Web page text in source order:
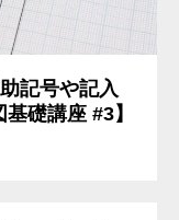
記号や記入
礎講座 #3】